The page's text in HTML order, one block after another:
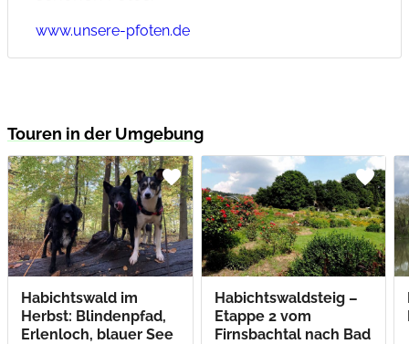
www.unsere-pfoten.de
Touren in der Umgebung
favorite
Habichtswald im
Herbst: Blindenpfad,
Erlenloch, blauer See
favorite
Habichtswaldsteig –
Etappe 2 vom
Firnsbachtal nach Bad